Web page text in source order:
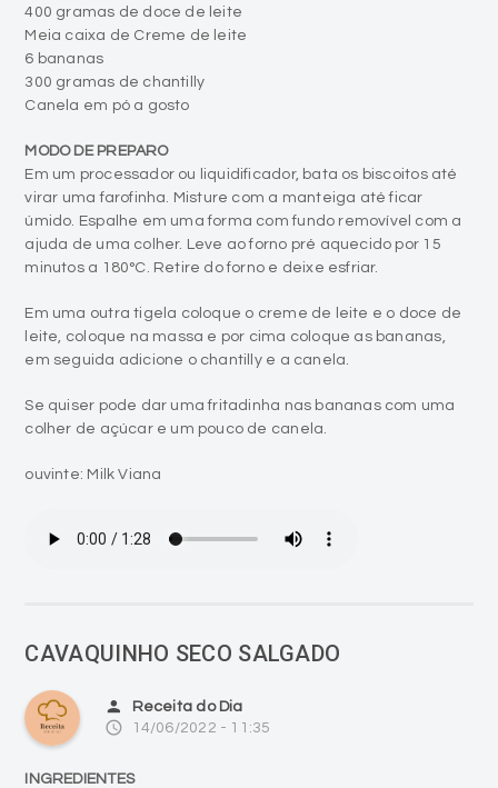
400 gramas de doce de leite
Meia caixa de Creme de leite
6 bananas
300 gramas de chantilly
Canela em pó a gosto
MODO DE PREPARO
Em um processador ou liquidificador, bata os biscoitos até
virar uma farofinha. Misture com a manteiga até ficar
úmido. Espalhe em uma forma com fundo removível com a
ajuda de uma colher. Leve ao forno pré aquecido por 15
minutos a 180°C. Retire do forno e deixe esfriar.
Em uma outra tigela coloque o creme de leite e o doce de
leite, coloque na massa e por cima coloque as bananas,
em seguida adicione o chantilly e a canela.
Se quiser pode dar uma fritadinha nas bananas com uma
colher de açúcar e um pouco de canela.
ouvinte: Milk Viana
CAVAQUINHO SECO SALGADO
person Receita do Dia
access_time 14/06/2022 - 11:35
INGREDIENTES